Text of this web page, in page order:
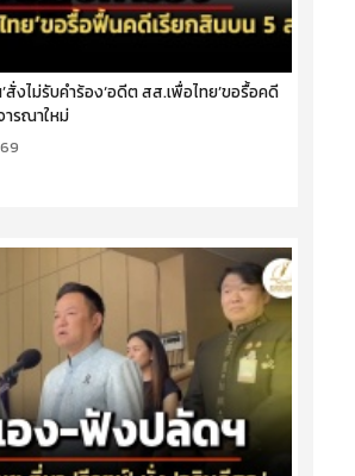
สั่งไม่รับคำร้อง‘อดีต สส.เพื่อไทย’ขอรื้อคดี
ารณาใหม่